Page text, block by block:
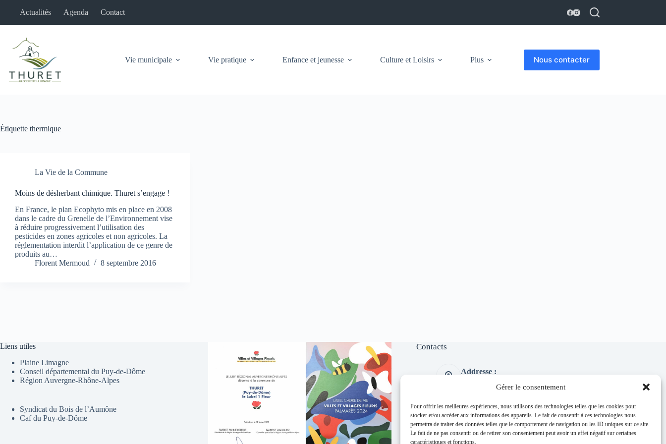
Gérer le consentement
Pour offrir les meilleures expériences, nous utilisons des technologies telles que les cookies pour
stocker et/ou accéder aux informations des appareils. Le fait de consentir à ces technologies nous
permettra de traiter des données telles que le comportement de navigation ou les ID uniques sur ce site.
Le fait de ne pas consentir ou de retirer son consentement peut avoir un effet négatif sur certaines
caractéristiques et fonctions.
Actualités Agenda Contact
Vie municipale Vie pratique Enfance et jeunesse Culture et Loisirs Plus Nous contacter
Étiquette thermique
La Vie de la Commune
Moins de désherbant chimique. Thuret s’engage !
En France, le plan Ecophyto mis en place en 2008
dans le cadre du Grenelle de l’Environnement vise
à réduire progressivement l’utilisation des
pesticides en zones agricoles et non agricoles. La
réglementation interdit l’application de ce genre de
produits au…
Florent Mermoud
8 septembre 2016
Liens utiles
Plaine Limagne
Conseil départemental du Puy-de-Dôme
Région Auvergne-Rhône-Alpes
Syndicat du Bois de l’Aumône
Caf du Puy-de-Dôme
Contacts
Addresse :
04 73 97 91 58
E-mail :
mairie@thuret.fr
Permanences :